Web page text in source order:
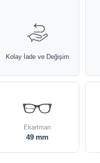
Kolay İade ve Değişim
Ekartman
49 mm